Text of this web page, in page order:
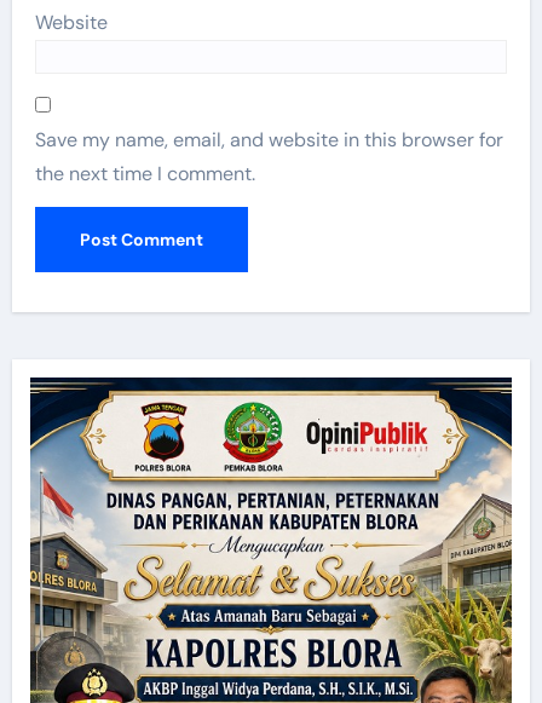
Website
Save my name, email, and website in this browser for
the next time I comment.